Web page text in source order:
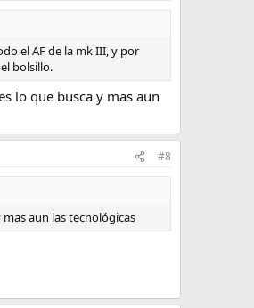
el AF de la mk III, y por
bolsillo.
lo que busca y mas aun
#8
aun las tecnológicas